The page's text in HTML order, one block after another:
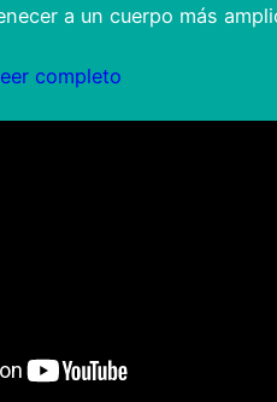
a un cuerpo más
completo